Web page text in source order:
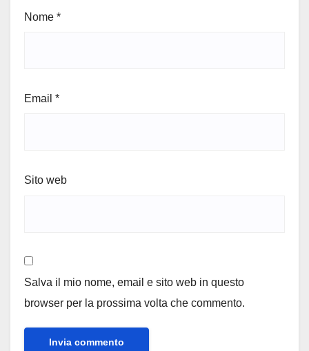
Nome *
Email *
Sito web
Salva il mio nome, email e sito web in questo
browser per la prossima volta che commento.